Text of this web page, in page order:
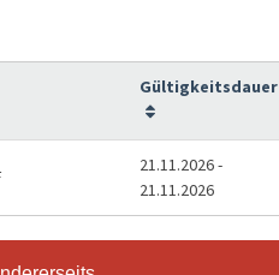
Gültigkeitsdauer
21.11.2026 -
21.11.2026